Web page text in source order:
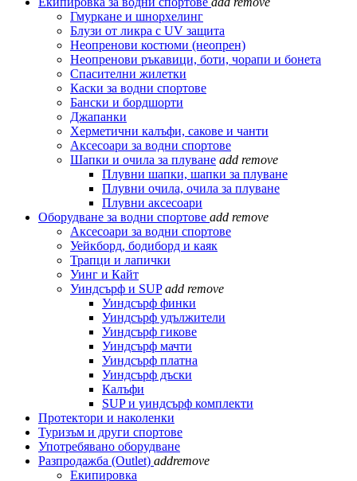
Гмуркане и шнорхелинг
Блузи от ликра с UV защита
Неопренови костюми (неопрен)
Неопренови ръкавици, боти, чорапи и бонета
Спасителни жилетки
Каски за водни спортове
Бански и бордшорти
Джапанки
Херметични калъфи, сакове и чанти
Аксесоари за водни спортове
Шапки и очила за плуване add remove
Плувни шапки, шапки за плуване
Плувни очила, очила за плуване
Плувни аксесоари
Оборудване за водни спортове add remove
Аксесоари за водни спортове
Уейкборд, бодиборд и каяк
Трапци и лапички
Уинг и Кайт
Уиндсърф и SUP add remove
Уиндсърф финки
Уиндсърф удължители
Уиндсърф гикове
Уиндсърф мачти
Уиндсърф платна
Уиндсърф дъски
Калъфи
SUP и уиндсърф комплекти
Протектори и наколенки
Туризъм и други спортове
Употребявано оборудване
Разпродажба (Outlet) addremove
Екипировка